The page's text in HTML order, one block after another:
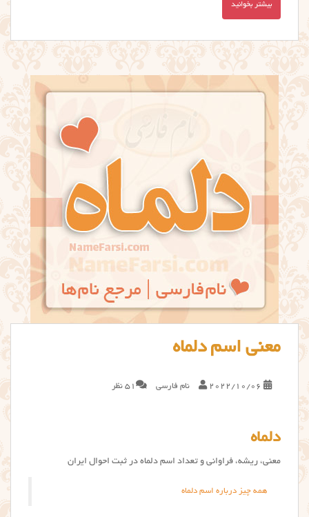
بیشتر بخوانید
معنی اسم دلماه
2022/10/06 نام فارسی 51 نظر
دلماه
معنی، ریشه، فراوانی و تعداد اسم دلماه در ثبت احوال ایران
همه چیز درباره اسم دلماه